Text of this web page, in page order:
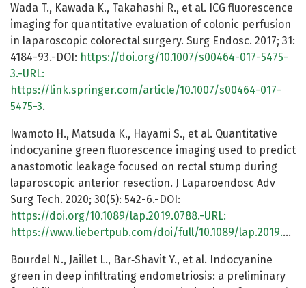
Wada T., Kawada K., Takahashi R., et al. ICG fluorescence
imaging for quantitative evaluation of colonic perfusion
in laparoscopic colorectal surgery. Surg Endosc. 2017; 31:
4184-93.-DOI: https://doi.org/10.1007/s00464-017-5475-
3.-URL:
https://link.springer.com/article/10.1007/s00464-017-
5475-3.
Iwamoto H., Matsuda K., Hayami S., et al. Quantitative
indocyanine green fluorescence imaging used to predict
anastomotic leakage focused on rectal stump during
laparoscopic anterior resection. J Laparoendosc Adv
Surg Tech. 2020; 30(5): 542-6.-DOI:
https://doi.org/10.1089/lap.2019.0788.-URL:
https://www.liebertpub.com/doi/full/10.1089/lap.2019.0788
Bourdel N., Jaillet L., Bar‑Shavit Y., et al. Indocyanine
green in deep infiltrating endometriosis: a preliminary